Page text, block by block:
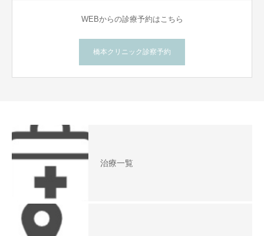
WEBからの診療予約はこちら
橋本クリニック診察予約
治療一覧